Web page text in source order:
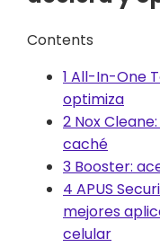
Contents
1 All-In-One
optimiza
2 Nox
caché
3 Booster:
4 APUS
mejores
celular